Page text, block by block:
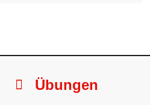
Übungen